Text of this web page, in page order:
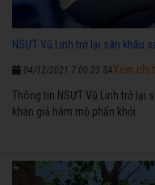
NSƯT Vũ Linh trở lại sân khấu
04/12/2021 7:00:23 SA
Thông tin NSƯT Vũ Linh trở lại
khán giả hâm mộ phấn khởi.
Xem chi